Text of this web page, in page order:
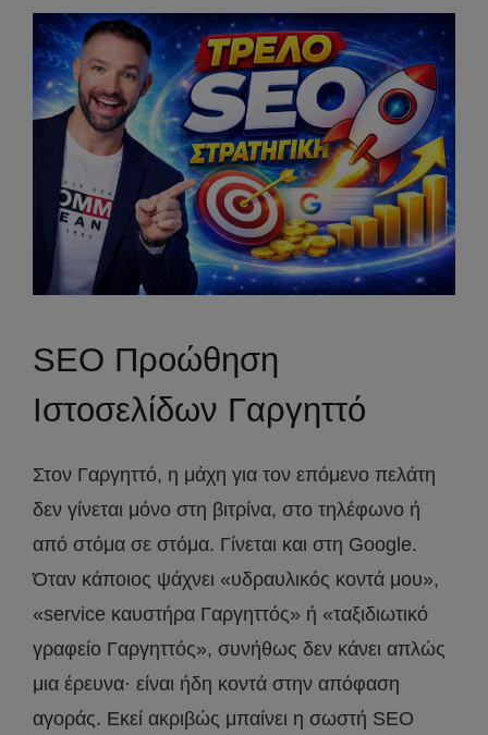
SEO Προώθηση
Ιστοσελίδων Γαργηττό
Στον Γαργηττό, η μάχη για τον επόμενο πελάτη
δεν γίνεται μόνο στη βιτρίνα, στο τηλέφωνο ή
από στόμα σε στόμα. Γίνεται και στη Google.
Όταν κάποιος ψάχνει «υδραυλικός κοντά μου»,
«service καυστήρα Γαργηττός» ή «ταξιδιωτικό
γραφείο Γαργηττός», συνήθως δεν κάνει απλώς
μια έρευνα· είναι ήδη κοντά στην απόφαση
αγοράς. Εκεί ακριβώς μπαίνει η σωστή SEO